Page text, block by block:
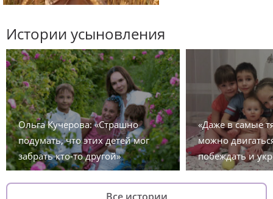
Истории усыновления
Ольга Кучерова: «Страшно
подумать, что этих детей мог
забрать кто-то другой»
«Даже в самые
можно
побеждать и